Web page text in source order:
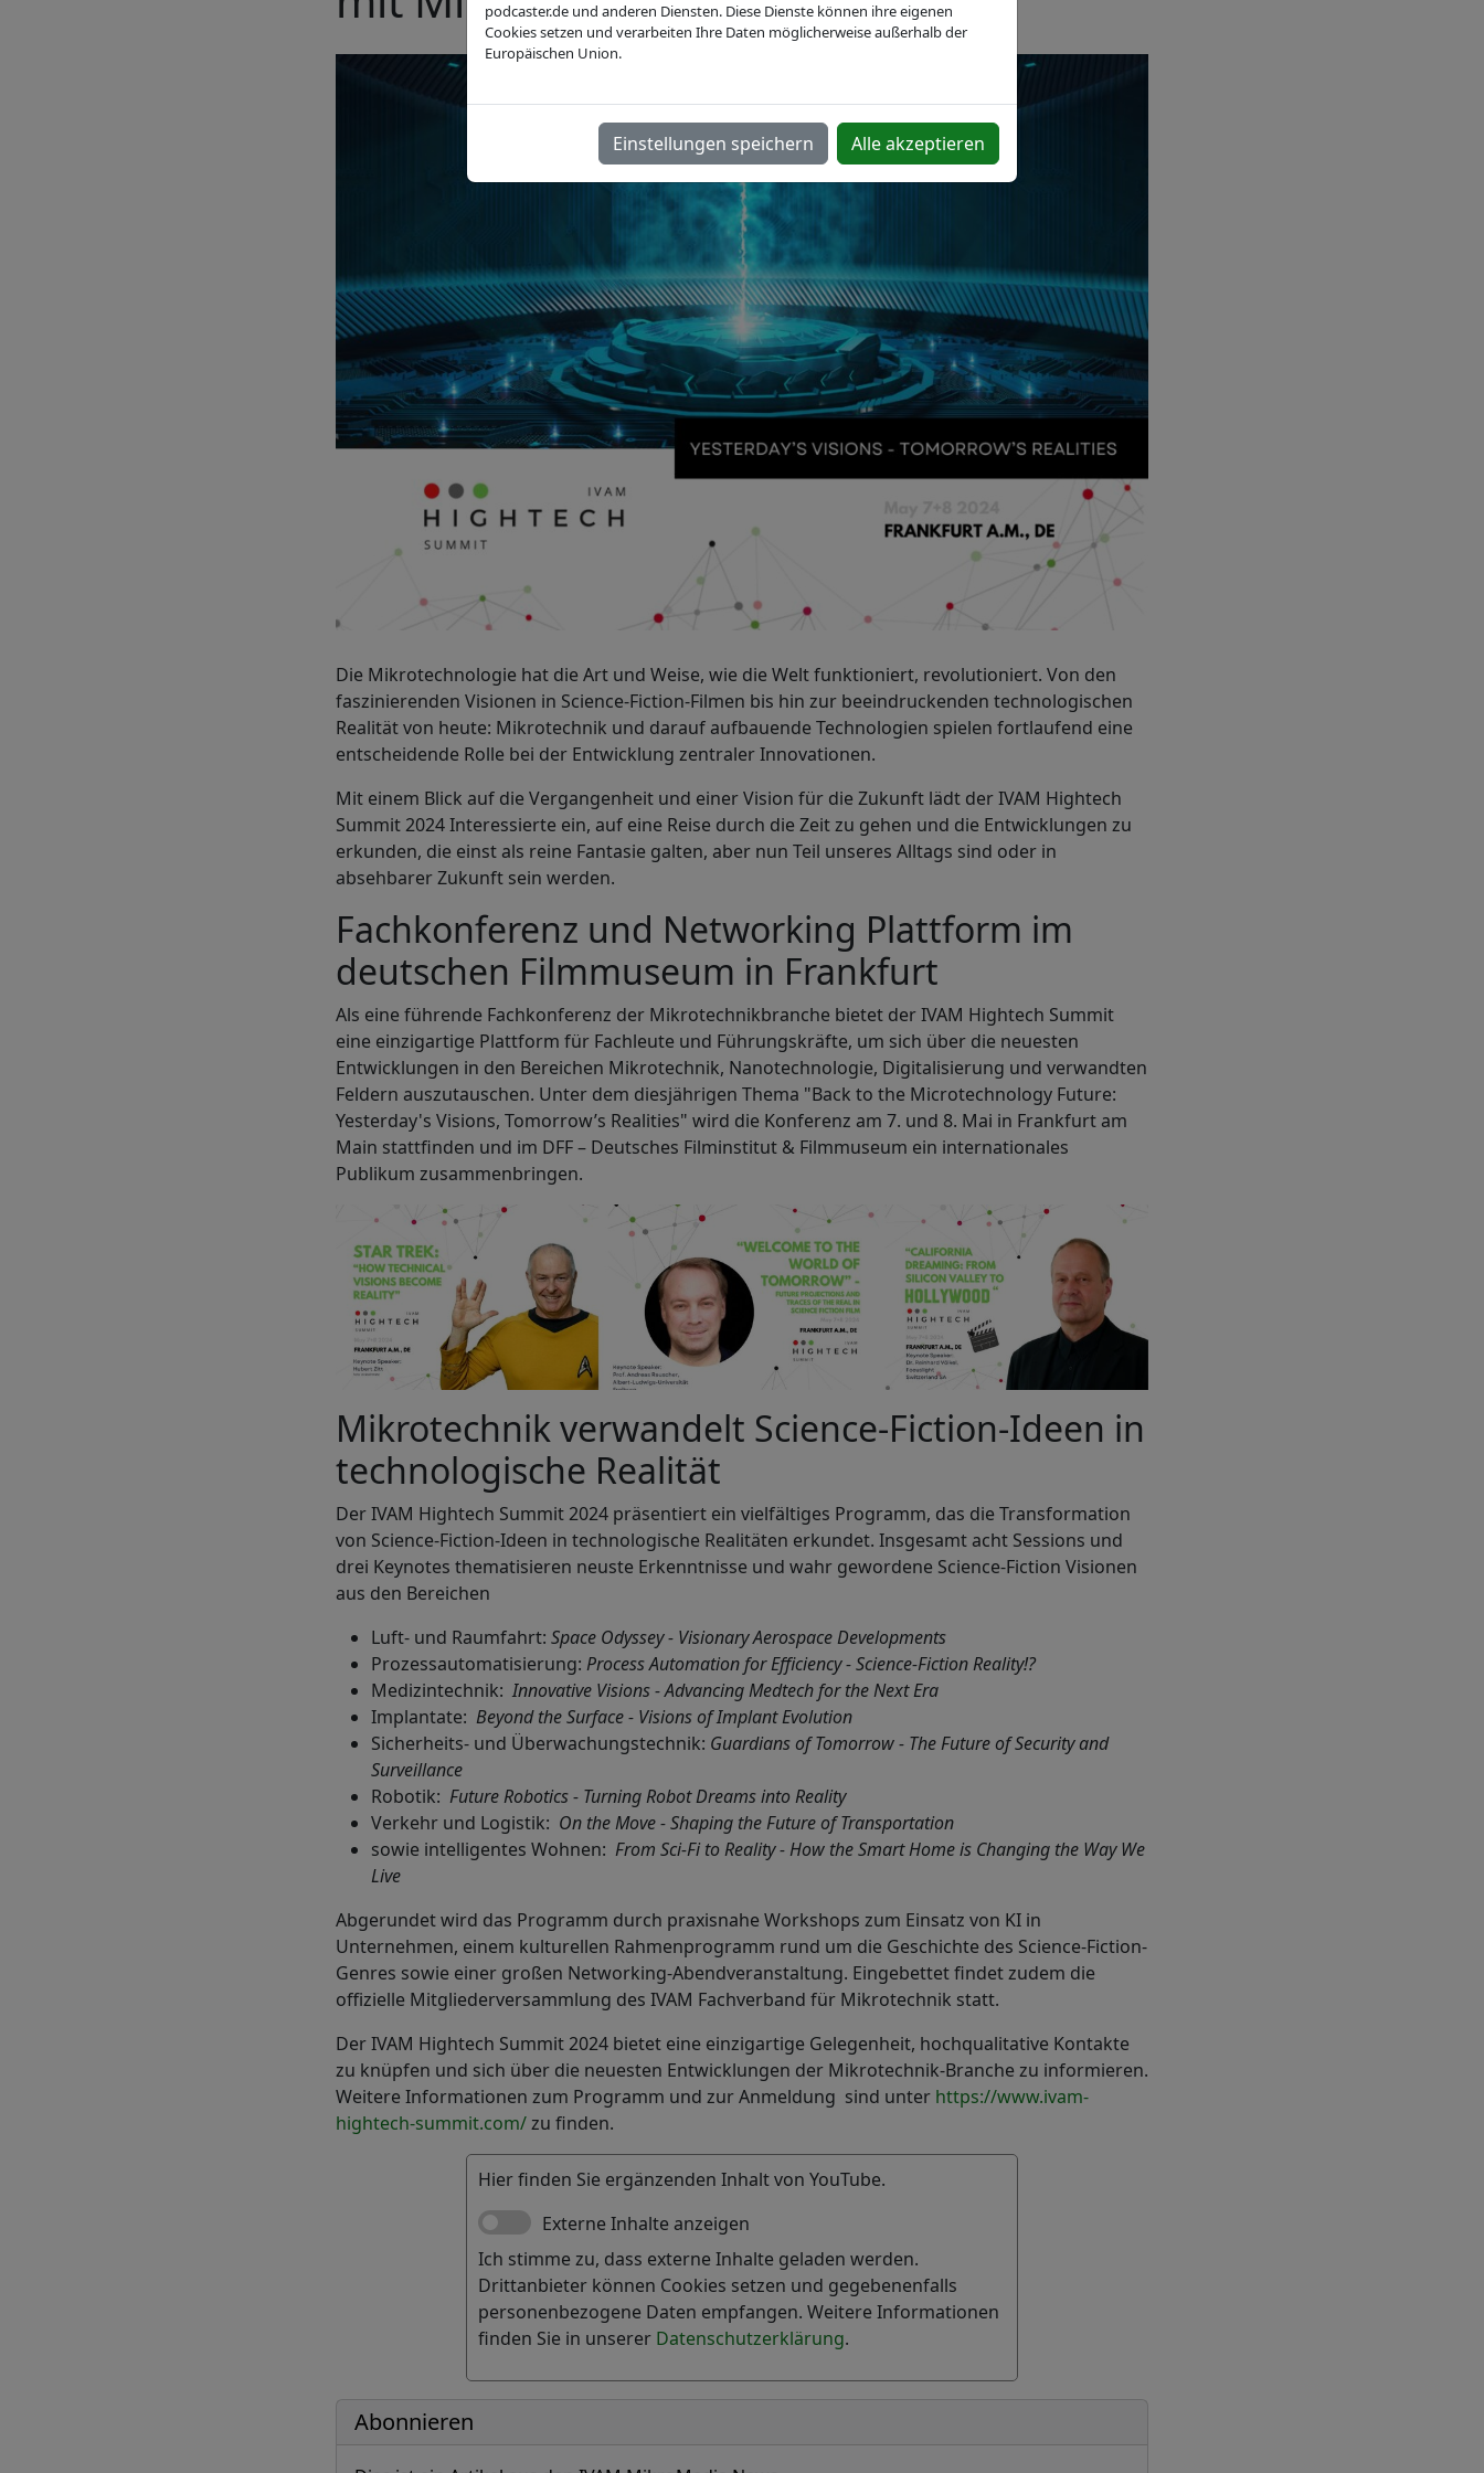
Die Mikrotechnologie hat die Art und Weise, wie die Welt funktioniert, revolutioniert. Von den
faszinierenden Visionen in Science-Fiction-Filmen bis hin zur beeindruckenden technologischen
Realität von heute: Mikrotechnik und darauf aufbauende Technologien spielen fortlaufend eine
entscheidende Rolle bei der Entwicklung zentraler Innovationen.
Mit einem Blick auf die Vergangenheit und einer Vision für die Zukunft lädt der IVAM Hightech
Summit 2024 Interessierte ein, auf eine Reise durch die Zeit zu gehen und die Entwicklungen zu
erkunden, die einst als reine Fantasie galten, aber nun Teil unseres Alltags sind oder in
absehbarer Zukunft sein werden.
Fachkonferenz und Networking Plattform im
deutschen Filmmuseum in Frankfurt
Als eine führende Fachkonferenz der Mikrotechnikbranche bietet der IVAM Hightech Summit
eine einzigartige Plattform für Fachleute und Führungskräfte, um sich über die neuesten
Entwicklungen in den Bereichen Mikrotechnik, Nanotechnologie, Digitalisierung und verwandten
Feldern auszutauschen. Unter dem diesjährigen Thema "Back to the Microtechnology Future:
Yesterday's Visions, Tomorrow’s Realities" wird die Konferenz am 7. und 8. Mai in Frankfurt am
Main stattfinden und im DFF – Deutsches Filminstitut & Filmmuseum ein internationales
Publikum zusammenbringen.
Mikrotechnik verwandelt Science-Fiction-Ideen in
technologische Realität
Der IVAM Hightech Summit 2024 präsentiert ein vielfältiges Programm, das die Transformation
von Science-Fiction-Ideen in technologische Realitäten erkundet. Insgesamt acht Sessions und
drei Keynotes thematisieren neuste Erkenntnisse und wahr gewordene Science-Fiction Visionen
aus den Bereichen
Luft- und Raumfahrt: Space Odyssey - Visionary Aerospace Developments
Prozessautomatisierung: Process Automation for Efficiency - Science-Fiction Reality!?
Medizintechnik: Innovative Visions - Advancing Medtech for the Next Era
Implantate: Beyond the Surface - Visions of Implant Evolution
Sicherheits- und Überwachungstechnik: Guardians of Tomorrow - The Future of Security and
Surveillance
Robotik: Future Robotics - Turning Robot Dreams into Reality
Verkehr und Logistik: On the Move - Shaping the Future of Transportation
sowie intelligentes Wohnen: From Sci-Fi to Reality - How the Smart Home is Changing the Way We
Live
Abgerundet wird das Programm durch praxisnahe Workshops zum Einsatz von KI in
Unternehmen, einem kulturellen Rahmenprogramm rund um die Geschichte des Science-Fiction-
Genres sowie einer großen Networking-Abendveranstaltung. Eingebettet findet zudem die
offizielle Mitgliederversammlung des IVAM Fachverband für Mikrotechnik statt.
Der IVAM Hightech Summit 2024 bietet eine einzigartige Gelegenheit, hochqualitative Kontakte
zu knüpfen und sich über die neuesten Entwicklungen der Mikrotechnik-Branche zu informieren.
Weitere Informationen zum Programm und zur Anmeldung sind unter https://www.ivam-
hightech-summit.com/zu finden.
Hier finden Sie ergänzenden Inhalt von YouTube.
Externe Inhalte anzeigen
Ich stimme zu, dass externe Inhalte geladen werden.
Drittanbieter können Cookies setzen und gegebenenfalls
personenbezogene Daten empfangen. Weitere Informationen
finden Sie in unserer Datenschutzerklärung.
Abonnieren
podcaster.de und anderen Diensten. Diese Dienste können ihre eigenen
Cookies setzen und verarbeiten Ihre Daten möglicherweise außerhalb der
Europäischen Union.
Einstellungen speichern Alle akzeptieren